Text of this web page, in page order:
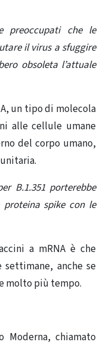
preoccupati che le
il virus a sfuggire
obsoleta l’attuale
un tipo di molecola
alle cellule umane
del corpo umano,
B.1.351 porterebbe
proteina spike con le
a mRNA è che
settimane, anche se
molto più tempo.
Moderna, chiamato